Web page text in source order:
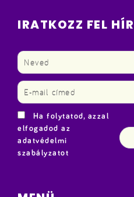
IRATKOZZ FEL
Ha folytatod, azzal
elfogadod az
adatvédelmi
szabályzatot